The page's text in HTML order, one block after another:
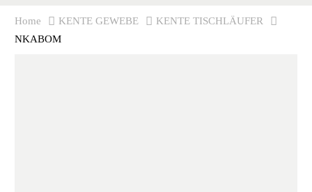
Home KENTE GEWEBE
KENTE TISCHLÄUFER
NKABOM